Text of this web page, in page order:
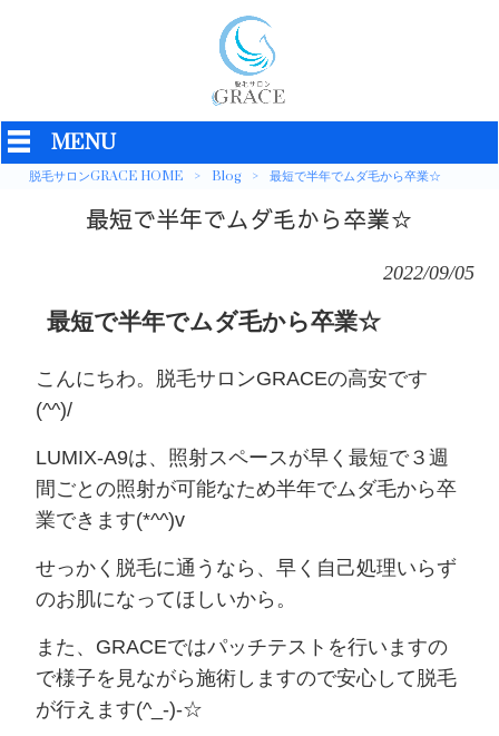
MENU
脱毛サロンGRACE HOME > Blog > 最短で半年でムダ毛から卒業☆
最短で半年でムダ毛から卒業☆
2022/09/05
最短で半年でムダ毛から卒業☆
こんにちわ。脱毛サロンGRACEの高安です
(^^)/
LUMIX-A9は、照射スペースが早く最短で３週
間ごとの照射が可能なため半年でムダ毛から卒
業できます(*^^)v
せっかく脱毛に通うなら、早く自己処理いらず
のお肌になってほしいから。
また、GRACEではパッチテストを行いますの
で様子を見ながら施術しますので安心して脱毛
が行えます(^_-)-☆